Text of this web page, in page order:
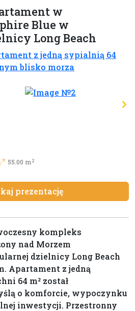
w
Blue w
Long Beach
55.00 m2
prezentację
kompleks
nad Morzem
dzielnicy Long Beach
Apartament z jedną
64 m² został
o komforcie, wypoczynku
inwestycji. Przestronny